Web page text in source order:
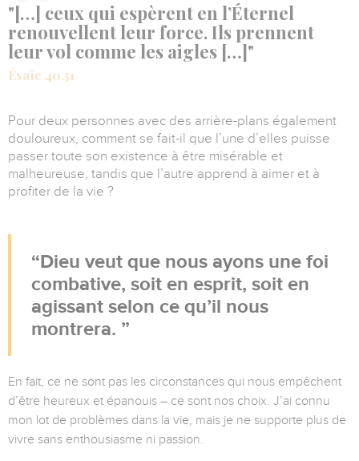
"[…] ceux qui espèrent en l’Éternel
renouvellent leur force. Ils prennent
leur vol comme les aigles […]"
Ésaïe 40.31
Pour deux personnes avec des arrière-plans également
douloureux, comment se fait-il que l’une d’elles puisse
passer toute son existence à être misérable et
malheureuse, tandis que l’autre apprend à aimer et à
profiter de la vie ?
Dieu veut que nous ayons une foi
combative, soit en esprit, soit en
agissant selon ce qu’il nous
montrera.
En fait, ce ne sont pas les circonstances qui nous empêchent
d’être heureux et épanouis – ce sont nos choix. J’ai connu
mon lot de problèmes dans la vie, mais je ne supporte plus de
vivre sans enthousiasme ni passion.